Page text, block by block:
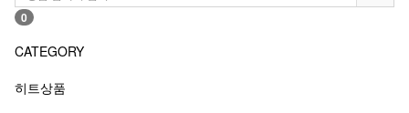
0
CATEGORY
히트상품